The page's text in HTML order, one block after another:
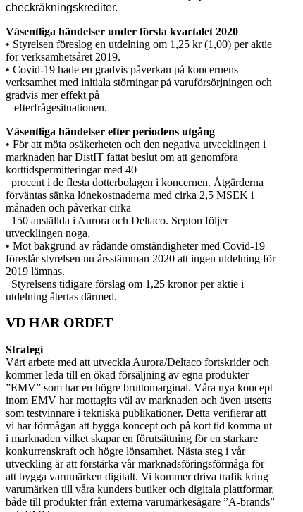
checkräkningskrediter.
Väsentliga händelser under första kvartalet 2020
• Styrelsen föreslog en utdelning om 1,25 kr (1,00) per aktie
för verksamhetsåret 2019.
• Covid-19 hade en gradvis påverkan på koncernens
verksamhet med initiala störningar på varuförsörjningen och
gradvis mer effekt på
efterfrågesituationen.
Väsentliga händelser efter periodens utgång
• För att möta osäkerheten och den negativa utvecklingen i
marknaden har DistIT fattat beslut om att genomföra
korttidspermitteringar med 40
procent i de flesta dotterbolagen i koncernen. Åtgärderna
förväntas sänka lönekostnaderna med cirka 2,5 MSEK i
månaden och påverkar cirka
150 anställda i Aurora och Deltaco. Septon följer
utvecklingen noga.
• Mot bakgrund av rådande omständigheter med Covid-19
föreslår styrelsen nu årsstämman 2020 att ingen utdelning för
2019 lämnas.
Styrelsens tidigare förslag om 1,25 kronor per aktie i
utdelning återtas därmed.
VD HAR ORDET
Strategi
Vårt arbete med att utveckla Aurora/Deltaco fortskrider och
kommer leda till en ökad försäljning av egna produkter
”EMV” som har en högre bruttomarginal. Våra nya koncept
inom EMV har mottagits väl av marknaden och även utsetts
som testvinnare i tekniska publikationer. Detta verifierar att
vi har förmågan att bygga koncept och på kort tid komma ut
i marknaden vilket skapar en förutsättning för en starkare
konkurrenskraft och högre lönsamhet. Nästa steg i vår
utveckling är att förstärka vår marknadsföringsförmåga för
att bygga varumärken digitalt. Vi kommer driva trafik kring
varumärken till våra kunders butiker och digitala plattformar,
både till produkter från externa varumärkesägare ”A-brands”